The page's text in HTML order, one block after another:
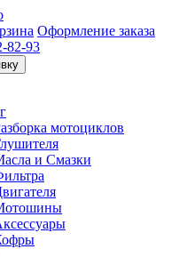
Оформление заказа
82-93
мотоциклов
и Смазки